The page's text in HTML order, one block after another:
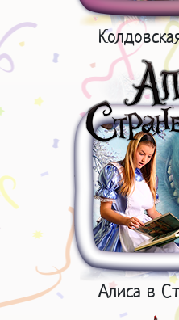
Алиса в